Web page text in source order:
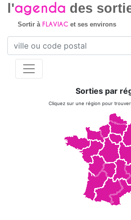
l'agenda des
Sortir à FLAVIACet ses environs
Sorties par
Cliquez sur une région pour